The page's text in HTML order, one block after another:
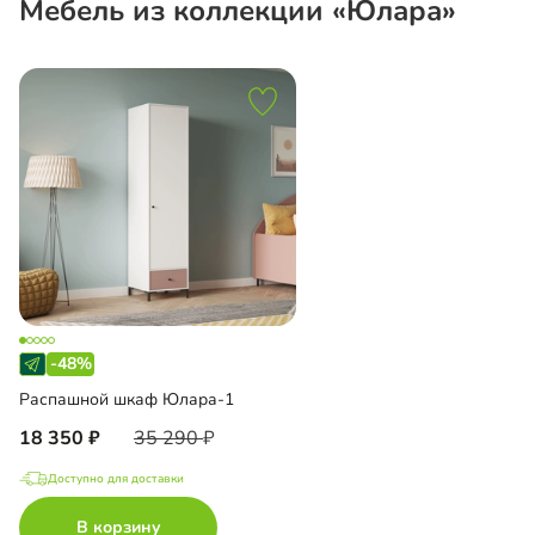
Мебель из коллекции «Юлара»
-48%
Распашной шкаф Юлара-1
18 350 35 290
Доступно для доставки
В корзину